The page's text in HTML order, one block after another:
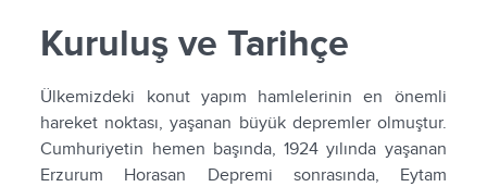
Kuruluş ve Tarihçe
Ülkemizdeki konut yapım hamlelerinin en önemli
hareket noktası, yaşanan büyük depremler olmuştur.
Cumhuriyetin hemen başında, 1924 yılında yaşanan
Erzurum Horasan Depremi sonrasında, Eytam